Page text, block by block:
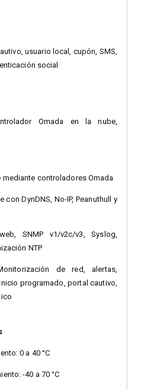
usuario local, cupón, SMS,
social
Omada en la nube,
controladores Omada
DynDNS, No-IP, Peanuthull y
SNMP v1/v2c/v3, Syslog,
NTP
de red, alertas,
programado, portal cautivo,
0 a 40 °C
-40 a 70 °C